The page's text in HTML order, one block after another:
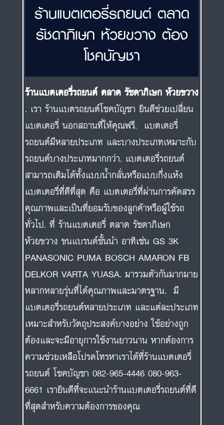
ร้านแบตเตอรี่รถยนต์ ตลาด
รัชดาภิเษก ห้วยขวาง ต้อง
โชคบัญชา
ร้านแบตเตอรี่รถยนต์ ตลาด รัชดาภิเษก ห้วยขวาง
. เรา ร้านแบตรถยนต์โชคบัญชา ยินดีช่วยเปลี่ยน
แบตเตอรี่ นอกสถานที่ให้คุณฟรี. แบตเตอรี่
รถยนต์มีหลายประเภท และบางประเภทเหมาะกับ
รถยนต์บางประเภทมากกว่า. แบตเตอรี่รถยนต์
สามารถเติมได้ทั้งแบบน้ำกลั่นหรือแบบกึ่งแห้ง
แบตเตอรี่ที่ดีที่สุด คือ แบตเตอรี่ที่ผ่านการคัดสรร
คุณภาพและเป็นที่ยอมรับของลูกค้าหรือผู้ใช้รถ
ทั่วไป. ที่ ร้านแบตเตอรี่ ตลาด รัชดาภิเษก
ห้วยขวาง ขนแบรนด์ชั้นนำ อาทิเช่น GS 3K
PANASONIC PUMA BOSCH AMARON FB
DELKOR VARTA YUASA. มารวมตัวกันมากมาย
หลากหลายรุ่นที่ได้คุณภาพและมาตรฐาน. มี
แบตเตอรี่รถยนต์หลายประเภท และแต่ละประเภท
เหมาะสำหรับวัตถุประสงค์บางอย่าง ใช้อย่างถูก
ต้องและจะมีอายุการใช้งานยาวนาน หากต้องการ
ความช่วยเหลือโปรดโทรหาเราได้ที่ร้านแบตเตอรี่
รถยนต์ โชคบัญชา 082-965-4446 080-963-
6661 เรายินดีที่จะแนะนำร้านแบตเตอรี่รถยนต์ที่ดี
ที่สุดสำหรับความต้องการของคุณ